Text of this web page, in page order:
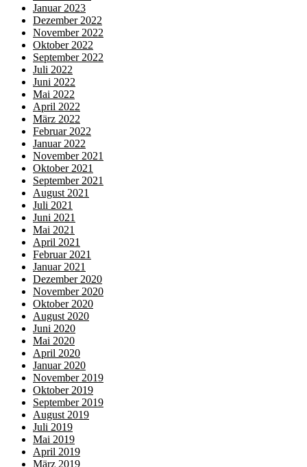
Januar 2023
Dezember 2022
November 2022
Oktober 2022
September 2022
Juli 2022
Juni 2022
Mai 2022
April 2022
März 2022
Februar 2022
Januar 2022
November 2021
Oktober 2021
September 2021
August 2021
Juli 2021
Juni 2021
Mai 2021
April 2021
Februar 2021
Januar 2021
Dezember 2020
November 2020
Oktober 2020
August 2020
Juni 2020
Mai 2020
April 2020
Januar 2020
November 2019
Oktober 2019
September 2019
August 2019
Juli 2019
Mai 2019
April 2019
März 2019